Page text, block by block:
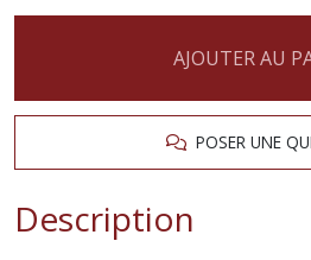
AJOUTER AU
POSER UNE
Description